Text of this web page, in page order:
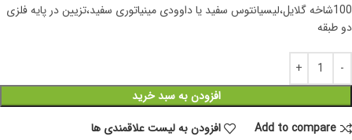
100شاخه گلایل،لیسیانتوس سفید یا داوودی مینیاتوری سفید،تزیین در پایه فلزی
دو طبقه
افزودن به سبد خرید
Add to compare
افزودن به لیست علاقمندی ها